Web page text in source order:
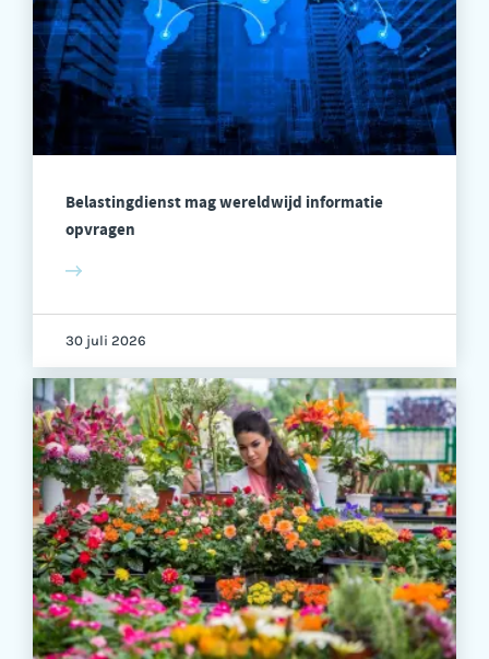
Belastingdienst mag wereldwijd informatie
opvragen
30 juli 2026